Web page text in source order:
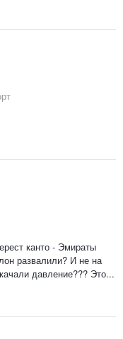
канто - Эмираты
развалили? И не на
давление??? Это...